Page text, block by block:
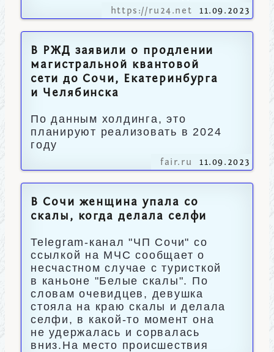
https://ru24.net 11.09.2023
В РЖД заявили о продлении
магистральной квантовой
сети до Сочи, Екатеринбурга
и Челябинска
По данным холдинга, это
планируют реализовать в 2024
году
fair.ru 11.09.2023
В Сочи женщина упала со
скалы, когда делала селфи
Telegram-канал "ЧП Сочи" со
ссылкой на МЧС сообщает о
несчастном случае с туристкой
в каньоне "Белые скалы". По
словам очевидцев, девушка
стояла на краю скалы и делала
селфи, в какой-то момент она
не удержалась и сорвалась
вниз.На место происшествия